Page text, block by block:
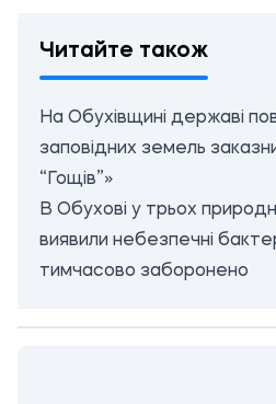
Читайте також
На Обухівщині державі
заповідних земель
“Гощів”»
В Обухові у трьох
виявили небезпечні
тимчасово заборонено